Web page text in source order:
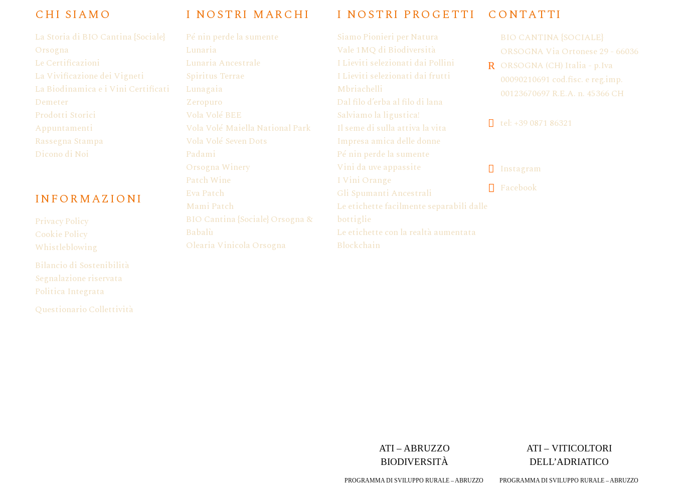
CHI SIAMO
La Storia di BIO Cantina {Sociale}
Orsogna
Le Certificazioni
La Vivificazione dei Vigneti
La Biodinamica e i Vini Certificati
Demeter
Prodotti Storici
Appuntamenti
Rassegna Stampa
Dicono di Noi
INFORMAZIONI
Privacy Policy
Cookie Policy
Whistleblowing
Bilancio di Sostenibilità
Segnalazione riservata
Politica Integrata
Questionario Collettività
I NOSTRI MARCHI
Pé nin perde la sumente
Lunaria
Lunaria Ancestrale
Spiritus Terrae
Lunagaia
Zeropuro
Vola Volé BEE
Vola Volé Maiella National Park
Vola Volé Seven Dots
Padami
Orsogna Winery
Patch Wine
Eva Patch
Mami Patch
BIO Cantina {Sociale} Orsogna &
Babalù
Olearia Vinicola Orsogna
I NOSTRI PROGETTI
Siamo Pionieri per Natura
Vale 1MQ di Biodiversità
I Lieviti selezionati dai Pollini
I Lieviti selezionati dai frutti
Mbriachelli
Dal filo d’erba al filo di lana
Salviamo la ligustica!
Il seme di sulla attiva la vita
Impresa amica delle donne
Pé nin perde la sumente
Vini da uve appassite
I Vini Orange
Gli Spumanti Ancestrali
Le etichette facilmente separabili dalle
bottiglie
Le etichette con la realtà aumentata
Blockchain
CONTATTI
BIO CANTINA {SOCIALE}
ORSOGNA Via Ortonese 29 - 66036
ORSOGNA (CH) Italia - p.Iva
00090210691 cod.fisc. e reg.imp.
00123670697 R.E.A. n. 45366 CH
tel: +39 0871 86321
Instagram
Facebook
ATI – ABRUZZO
BIODIVERSITÀ
PROGRAMMA DI SVILUPPO RURALE – ABRUZZO
ATI – VITICOLTORI
DELL’ADRIATICO
PROGRAMMA DI SVILUPPO RURALE – ABRUZZO